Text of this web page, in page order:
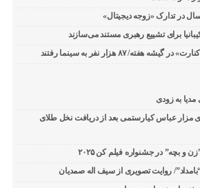
برای تشییع رهبری مستند می‌سازند
۸۷ هزار نفر به سینما رفتند
به زودی
مزار عباس کیارستمی بعد از دریافت نخل طلای
و بچه” در جشنواره فیلم کن ۲۰۲۵
روایت تصویری از سیف اله صمدیان